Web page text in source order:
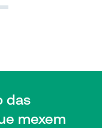
das
mexem